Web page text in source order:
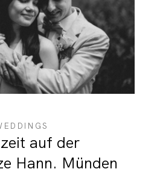
MIRJA
SAG HI !
auf der
Hann. Münden